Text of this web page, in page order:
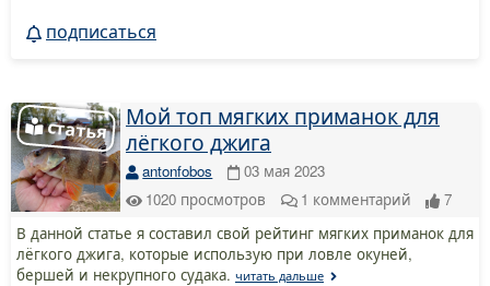
подписаться
Мой топ мягких приманок для
лёгкого джига
antonfobos
03 мая 2023
1020 просмотров 1 комментарий
7
В данной статье я составил свой рейтинг мягких приманок для
лёгкого джига, которые использую при ловле окуней,
бершей и некрупного судака. читать дальше